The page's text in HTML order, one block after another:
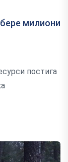
милиони
постига